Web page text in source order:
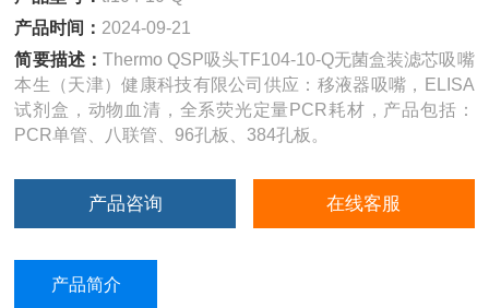
产品时间： 2024-09-21
简要描述： Thermo QSP吸头TF104-10-Q无菌盒装滤芯吸嘴
本生（天津）健康科技有限公司供应：移液器吸嘴，ELISA
试剂盒，动物血清，全系荧光定量PCR耗材，产品包括：
PCR单管、八联管、96孔板、384孔板。
产品咨询 在线客服
产品简介